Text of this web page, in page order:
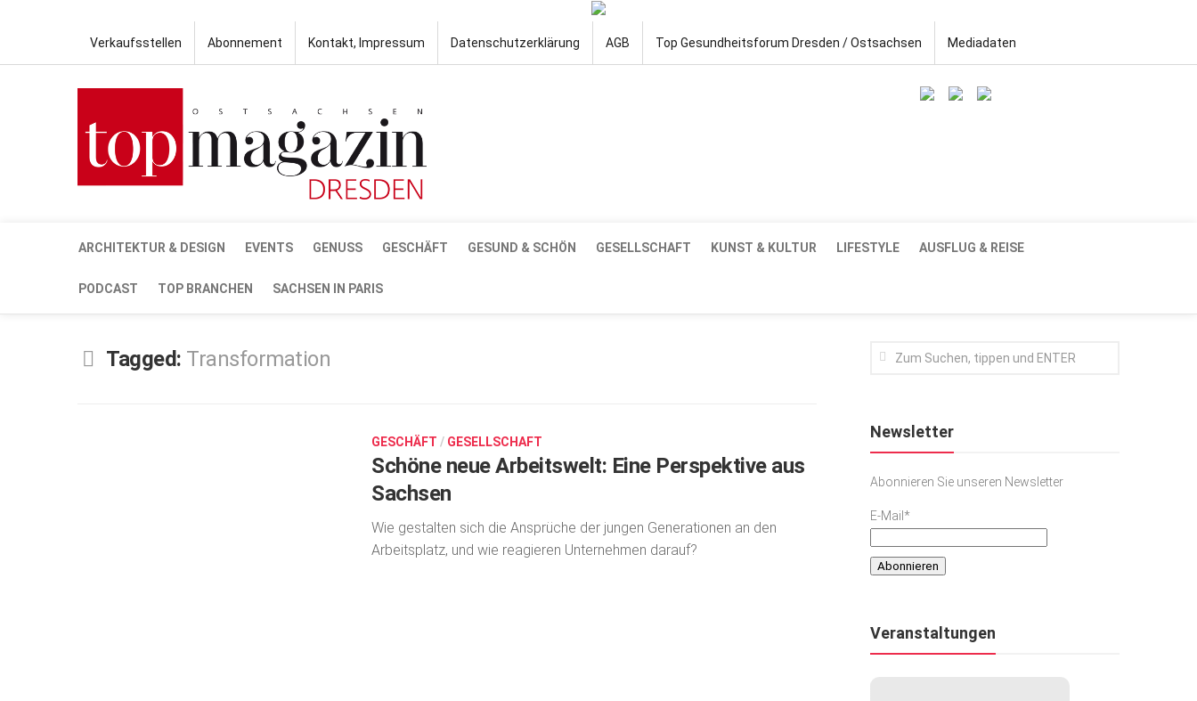
Verkaufsstellen Abonnement Kontakt, Impressum Datenschutzerklärung AGB Top Gesundheitsforum Dresden / Ostsachsen Mediadaten
ARCHITEKTUR & DESIGN EVENTS GENUSS GESCHÄFT GESUND & SCHÖN GESELLSCHAFT KUNST & KULTUR LIFESTYLE AUSFLUG & REISE
PODCAST TOP BRANCHEN SACHSEN IN PARIS
Tagged: Transformation
GESCHÄFT / GESELLSCHAFT
Schöne neue Arbeitswelt: Eine Perspektive aus
Sachsen
Wie gestalten sich die Ansprüche der jungen Genera­tionen an den
Arbeitsplatz, und wie reagieren Unter­neh­men darauf?
Newsletter
Abonnieren Sie unseren Newsletter
E-Mail*
Veranstaltungen